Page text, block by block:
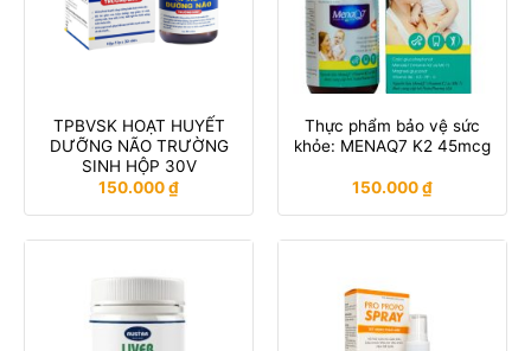
TPBVSK HOẠT HUYẾT
DƯỠNG NÃO TRƯỜNG
SINH HỘP 30V
150.000₫
Thực phẩm bảo vệ sức
khỏe: MENAQ7 K2 45mcg
150.000₫